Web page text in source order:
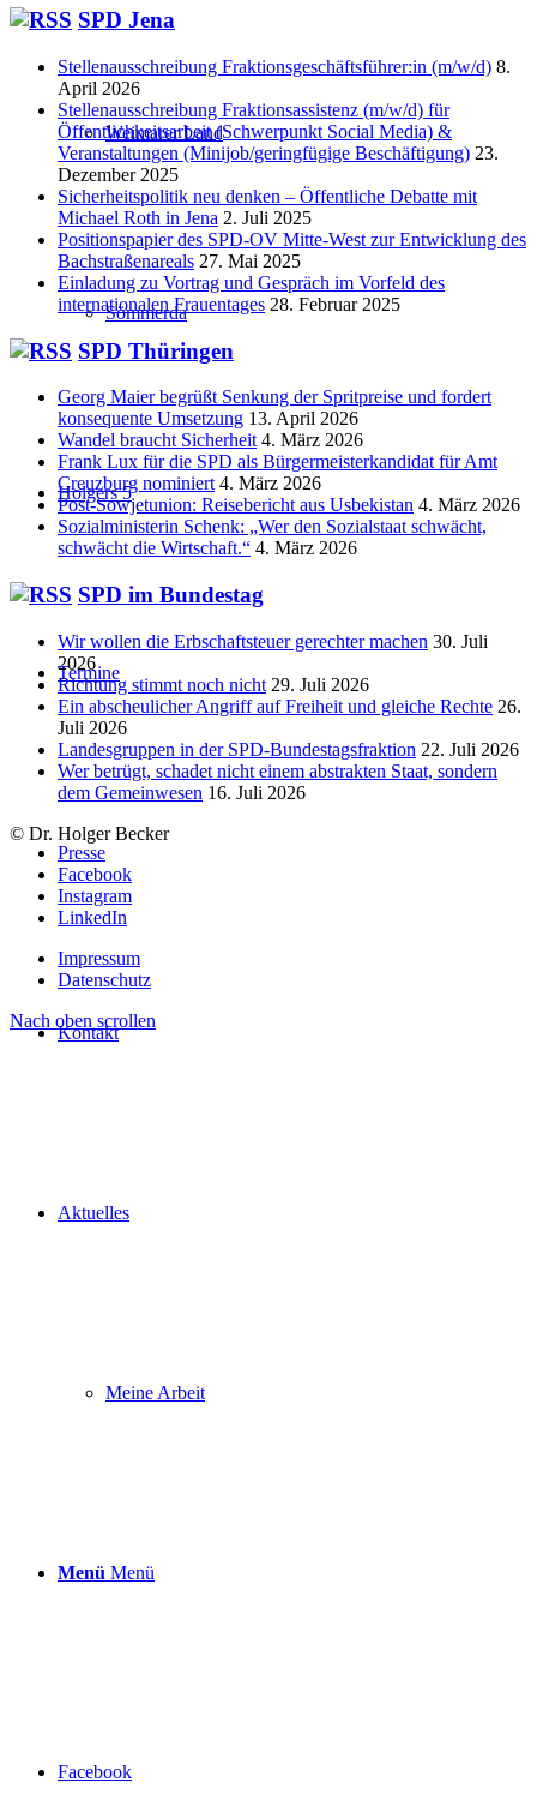
Weimarer Land
Sömmerda
Holgers 5
Termine
Presse
Kontakt
Aktuelles
Meine Arbeit
Menü Menü
Facebook
SPD Jena
Stellenausschreibung Fraktionsgeschäftsführer:in (m/w/d) 8.
April 2026
Stellenausschreibung Fraktionsassistenz (m/w/d) für
Öffentlichkeitsarbeit (Schwerpunkt Social Media) &
Veranstaltungen (Minijob/geringfügige Beschäftigung) 23.
Dezember 2025
Sicherheitspolitik neu denken – Öffentliche Debatte mit
Michael Roth in Jena 2. Juli 2025
Positionspapier des SPD-OV Mitte-West zur Entwicklung des
Bachstraßenareals 27. Mai 2025
Einladung zu Vortrag und Gespräch im Vorfeld des
internationalen Frauentages 28. Februar 2025
SPD Thüringen
Georg Maier begrüßt Senkung der Spritpreise und fordert
konsequente Umsetzung 13. April 2026
Wandel braucht Sicherheit 4. März 2026
Frank Lux für die SPD als Bürgermeisterkandidat für Amt
Creuzburg nominiert 4. März 2026
Post-Sowjetunion: Reisebericht aus Usbekistan 4. März 2026
Sozialministerin Schenk: „Wer den Sozialstaat schwächt,
schwächt die Wirtschaft.“ 4. März 2026
SPD im Bundestag
Wir wollen die Erbschaftsteuer gerechter machen 30. Juli
2026
Richtung stimmt noch nicht 29. Juli 2026
Ein abscheulicher Angriff auf Freiheit und gleiche Rechte 26.
Juli 2026
Landesgruppen in der SPD-Bundestagsfraktion 22. Juli 2026
Wer betrügt, schadet nicht einem abstrakten Staat, sondern
dem Gemeinwesen 16. Juli 2026
© Dr. Holger Becker
Facebook
Instagram
LinkedIn
Impressum
Datenschutz
Nach oben scrollen